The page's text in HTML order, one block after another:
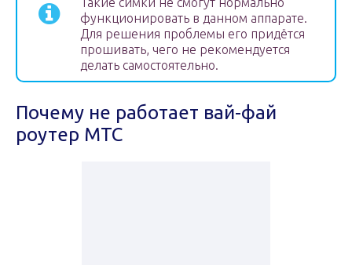
функционировать в данном аппарате.
Для решения проблемы его придётся
прошивать, чего не рекомендуется
делать самостоятельно.
Почему не работает вай-фай
роутер МТС